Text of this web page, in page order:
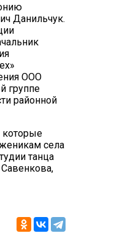
Данильчук.
ООО
группе
районной
которые
села
танца
Савенкова,